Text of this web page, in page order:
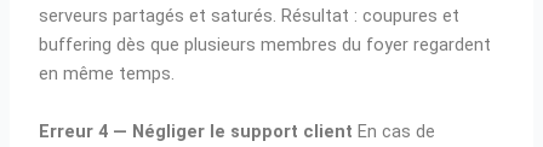
serveurs partagés et saturés. Résultat : coupures et
buffering dès que plusieurs membres du foyer regardent
en même temps.
Erreur 4 — Négliger le support client En cas de